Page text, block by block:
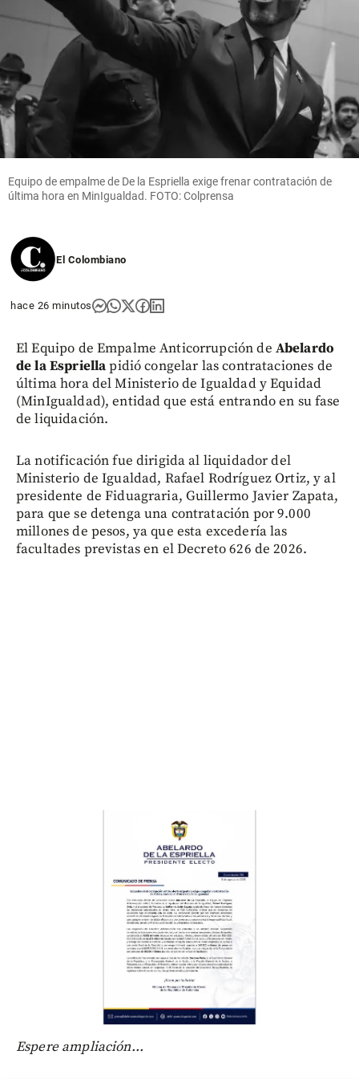
de $3,2
billones
durante el
primer
semestre
de 2026
share
Equipo de empalme de De la Espriella exige frenar contratación de
última hora en MinIgualdad. FOTO: Colprensa
El Colombiano
hace 26 minutos
El Equipo de Empalme Anticorrupción de Abelardo
de la Espriellapidió congelar las contrataciones de
última hora del Ministerio de Igualdad y Equidad
(MinIgualdad), entidad que está entrando en su fase
de liquidación.
La notificación fue dirigida al liquidador del
Ministerio de Igualdad, Rafael Rodríguez Ortiz, y al
presidente de Fiduagraria, Guillermo Javier Zapata,
para que se detenga una contratación por 9.000
millones de pesos, ya que esta excedería las
facultades previstas en el Decreto 626 de 2026.
Espere ampliación...